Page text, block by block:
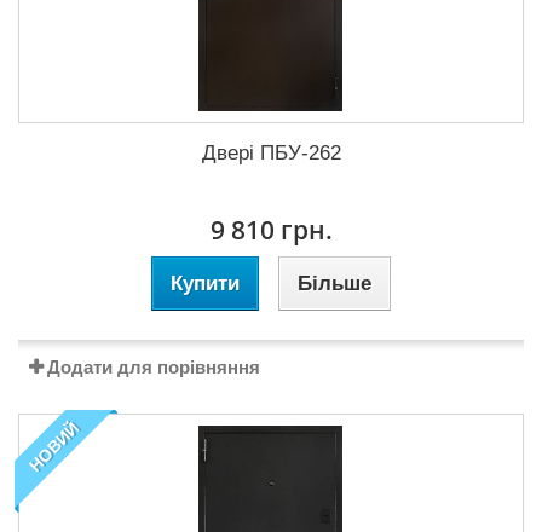
Двері ПБУ-262
9 810 грн.
Купити Більше
Додати для порівняння
НОВИЙ